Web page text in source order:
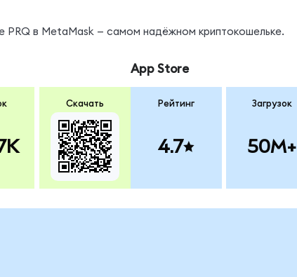
PRQ в MetaMask — самом надёжном криптокошельке.
Скачать
App Store
Рейтинг
4.7
Загрузок
50M+